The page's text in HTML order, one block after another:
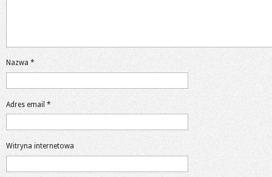
Nazwa *
Adres email *
Witryna internetowa